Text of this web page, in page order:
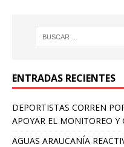
ENTRADAS RECIENTES
DEPORTISTAS CORREN
APOYAR EL MONITOREO
AGUAS ARAUCANÍA